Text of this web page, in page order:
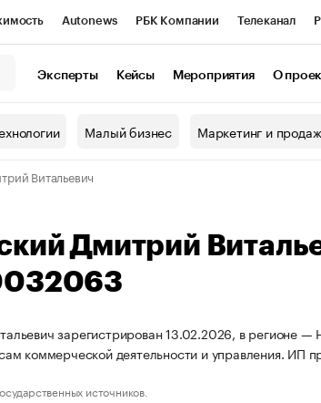
Autonews РБК Компании Телеканал
Эксперты Кейсы Мероприятия О
Малый бизнес Маркетинг и
Витальевич
Дмитрий
зарегистрирован 13.02.2026, в регионе —
коммерческой деятельности и управления.
источников.